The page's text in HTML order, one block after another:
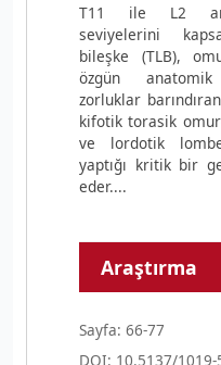
T11 ile L2
seviyelerini
bileşke (TLB),
özgün
zorluklar
kifotik torasik
ve lordotik
yaptığı kritik bir
eder....
Araştırma
Sayfa: 66-77
DOI: 10.5137/1019-